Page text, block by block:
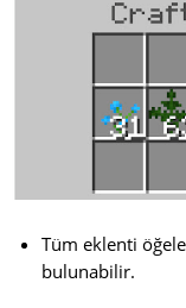
Tüm eklenti
bulunabilir.